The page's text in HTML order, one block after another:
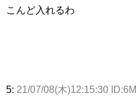
こんど入れるわ
5: 21/07/08(木)12:15:30